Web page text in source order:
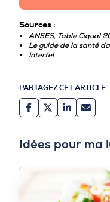
Sources :
ANSES, Table Ciqual
Le guide de la santé
Interfel
PARTAGEZ CET ARTICLE
Idées pour ma